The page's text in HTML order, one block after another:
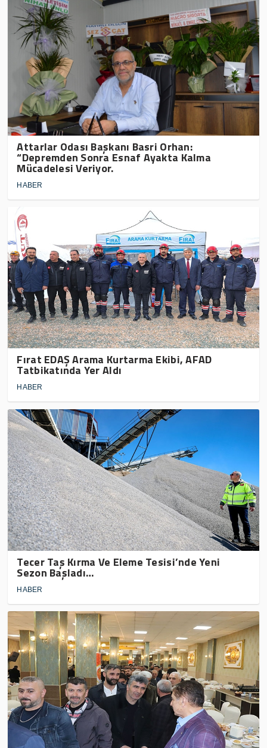
Attarlar Odası Başkanı Basri Orhan:
“Depremden Sonra Esnaf Ayakta Kalma
Mücadelesi Veriyor.
HABER
Fırat EDAŞ Arama Kurtarma Ekibi, AFAD
Tatbikatında Yer Aldı
HABER
Tecer Taş Kırma Ve Eleme Tesisi’nde Yeni
Sezon Başladı…
HABER